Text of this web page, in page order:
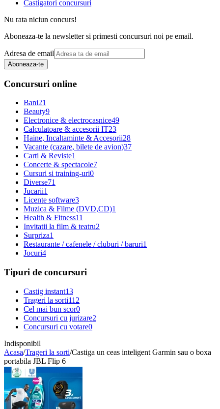
Castigatori concursuri
Nu rata niciun concurs!
Aboneaza-te la newsletter si primesti concursuri noi pe email.
Adresa de email
Aboneaza-te
Concursuri online
Bani21
Beauty9
Electronice & electrocasnice49
Calculatoare & accesorii IT23
Haine, Incaltaminte & Accesorii28
Vacante (cazare, bilete de avion)37
Carti & Reviste1
Concerte & spectacole7
Cursuri si training-uri0
Diverse71
Jucarii1
Licente software3
Muzica & Filme (DVD,CD)1
Health & Fitness11
Invitatii la film & teatru2
Surpriza1
Restaurante / cafenele / cluburi / baruri1
Jocuri4
Tipuri de concursuri
Castig instant13
Trageri la sorti112
Cel mai bun scor0
Concursuri cu jurizare2
Concursuri cu votare0
Indisponibil
Acasa/Trageri la sorti/Castiga un ceas inteligent Garmin sau o boxa
portabila JBL Flip 6